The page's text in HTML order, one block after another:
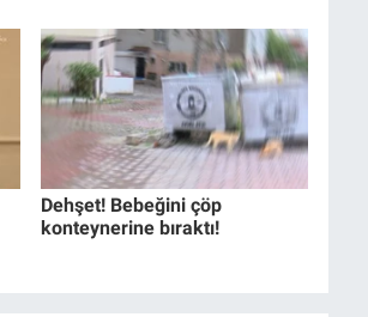
Dehşet! Bebeğini çöp
konteynerine bıraktı!